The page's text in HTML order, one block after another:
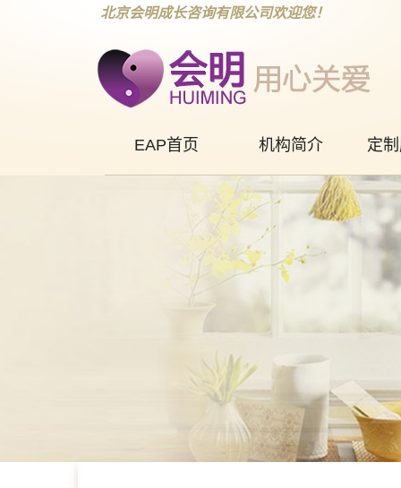
北京会明成长咨询有限公司欢迎您！
EAP首页 机构简介 定